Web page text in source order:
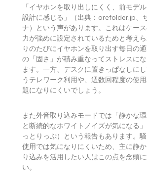
「イヤホンを取り出しにくく、前モデ
設計に感じる」（出典：orefolder.jp、
ナ）という声があります。これはケー
力が強めに設定されているためと考え
りのたびにイヤホンを取り出す毎日の
の「固さ」が積み重なってストレスに
ます。一方、デスクに置きっぱなしに
うテレワーク利用や、週数回程度の使
題になりにくいでしょう。
また外音取り込みモードでは「静かな
と断続的なホワイトノイズが気になる
っとりっぷ）という報告もあります。
使用では気になりにくいため、主に静
り込みを活用したい人はこの点を念頭
い。